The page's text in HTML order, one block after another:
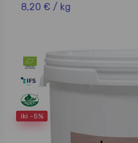
8,20 € / kg
iki -5%